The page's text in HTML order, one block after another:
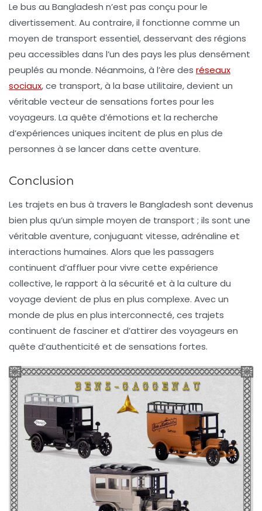
Le bus au Bangladesh n’est pas conçu pour le
divertissement. Au contraire, il fonctionne comme un
moyen de transport essentiel, desservant des régions
peu accessibles dans l’un des pays les plus densément
peuplés au monde. Néanmoins, à l’ère des réseaux
sociaux, ce transport, à la base utilitaire, devient un
véritable vecteur de sensations fortes pour les
voyageurs. La quête d’émotions et la recherche
d’expériences uniques incitent de plus en plus de
personnes à se lancer dans cette aventure.
Conclusion
Les trajets en bus à travers le Bangladesh sont devenus
bien plus qu’un simple moyen de transport ; ils sont une
véritable aventure, conjuguant vitesse, adrénaline et
interactions humaines. Alors que les passagers
continuent d’affluer pour vivre cette expérience
collective, le rapport à la sécurité et à la culture du
voyage devient de plus en plus complexe. Avec un
monde de plus en plus interconnecté, ces trajets
continuent de fasciner et d’attirer des voyageurs en
quête d’authenticité et de sensations fortes.